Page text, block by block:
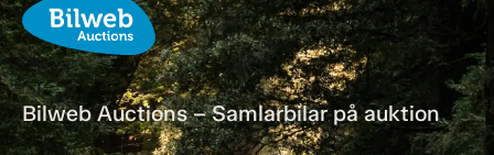
Bilweb Auctions – Samlarbilar på auktion